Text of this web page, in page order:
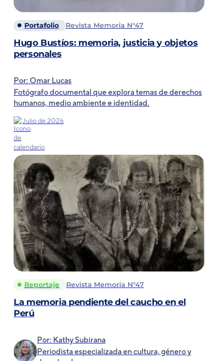
Portafolio Revista Memoria N°47
Hugo Bustíos: memoria, justicia y objetos
personales
Por: Omar Lucas
Fotógrafo documental que explora temas de derechos
humanos, medio ambiente e identidad.
Julio de 2026
Reportaje Revista Memoria N°47
La memoria pendiente del caucho en el
Perú
Por: Kathy Subirana
Periodista especializada en cultura, género y